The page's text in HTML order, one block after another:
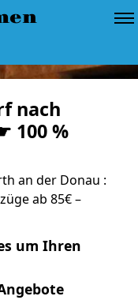
nach
100 %
an der Donau :
ab 85€ –
um Ihren